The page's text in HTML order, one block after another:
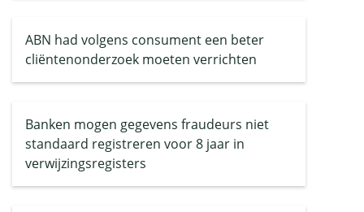
ABN had volgens consument een beter
cliëntenonderzoek moeten verrichten
Banken mogen gegevens fraudeurs niet
standaard registreren voor 8 jaar in
verwijzingsregisters